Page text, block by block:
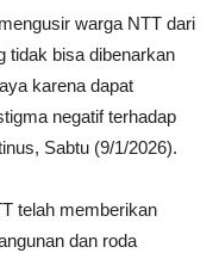
warga NTT dari
tidak bisa dibenarkan
karena dapat
negatif terhadap
Sabtu (9/1/2026).
telah memberikan
dan roda